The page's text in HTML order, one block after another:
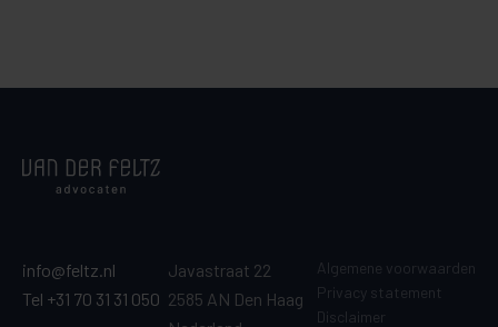
info@feltz.nl
Tel +31 70 31 31 050
Javastraat 22
2585 AN Den Haag
Algemene voorwaarden
Privacy statement
Disclaimer